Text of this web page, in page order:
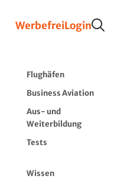
WerbefreiLogin
Flughäfen
Business Aviation
Aus- und
Weiterbildung
Tests
Wissen